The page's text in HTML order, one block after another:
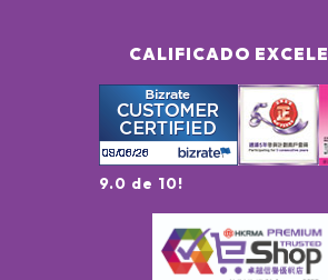
CALIFICADO
9.0 de 10!